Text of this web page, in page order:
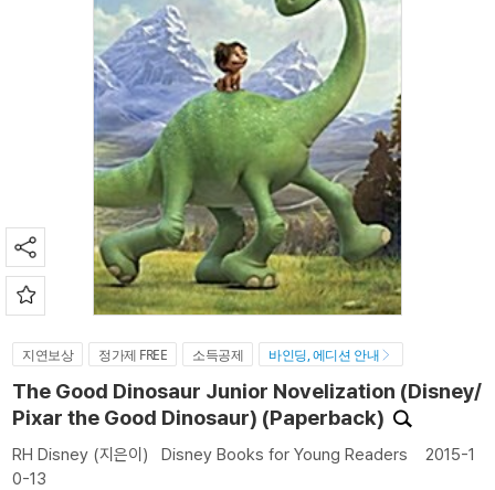
지연보상 정가제 FREE 소득공제 바인딩, 에디션 안내
The Good Dinosaur Junior Novelization (Disney/
Pixar the Good Dinosaur) (Paperback)
RH Disney (지은이) Disney Books for Young Readers
2015-1
0-13